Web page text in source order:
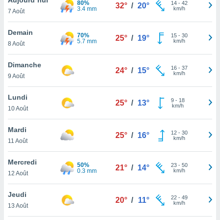
et
»,
au
vous
qu'ils
ou
le
ainsi
un
la
du
7 Août
80%
3.4 mm
32° / 20° 14- 42
km/h
Demain
8 Août
70%
5.7 mm
25° / 19° 15- 30
km/h
Dimanche
9 Août
24° / 15° 16- 37
km/h
Lundi
10 Août
25° / 13° 9- 18
km/h
Mardi
11 Août
25° / 16° 12- 30
km/h
Mercredi
12 Août
50%
0.3 mm
21° / 14° 23- 50
km/h
Jeudi
13 Août
20° / 11° 22- 49
km/h